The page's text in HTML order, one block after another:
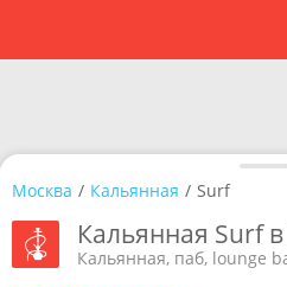
Москва / Кальянная / Surf
Кальянная Surf
Кальянная, паб, lounge